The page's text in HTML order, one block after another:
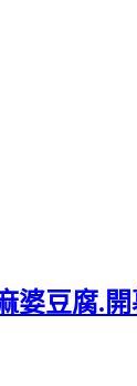
婆豆腐.